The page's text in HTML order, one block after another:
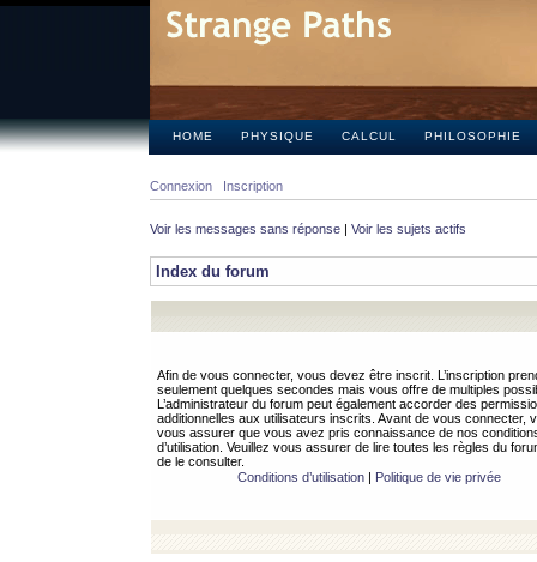
HOME PHYSIQUE CALCUL PHILOSOPHIE
Connexion Inscription
Voir les messages sans réponse | Voir les sujets actifs
Index du forum
Afin de vous connecter, vous devez être inscrit. L’inscription
seulement quelques secondes mais vous offre de multiples
L’administrateur du forum peut également accorder des
additionnelles aux utilisateurs inscrits. Avant de vous connecter,
vous assurer que vous avez pris connaissance de nos
d’utilisation. Veuillez vous assurer de lire toutes les règles du
de le consulter.
Conditions d’utilisation| Politique de vie privée